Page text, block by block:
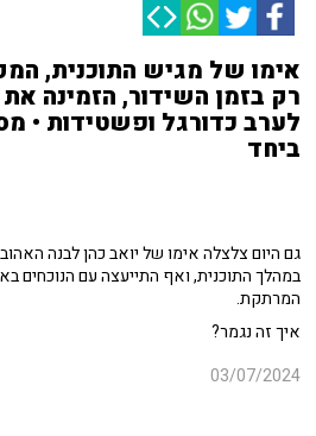
אימו של מגיש התוכנית,
רק בזמן השידור, הזמינה את
לערב כדורגל ופשטידות •
ביחד
גם היום צלצלה אימו של יואב כהן לבנה
במהלך התוכנית, ואף התייעצה עם הנוכחים
המרתקת.
איך זה נגמר?
03/07/2024